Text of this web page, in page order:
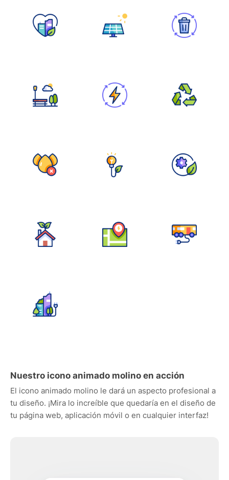
Nuestro icono animado molino en acción
El icono animado molino le dará un aspecto profesional a
tu diseño. ¡Mira lo increíble que quedaría en el diseño de
tu página web, aplicación móvil o en cualquier interfaz!